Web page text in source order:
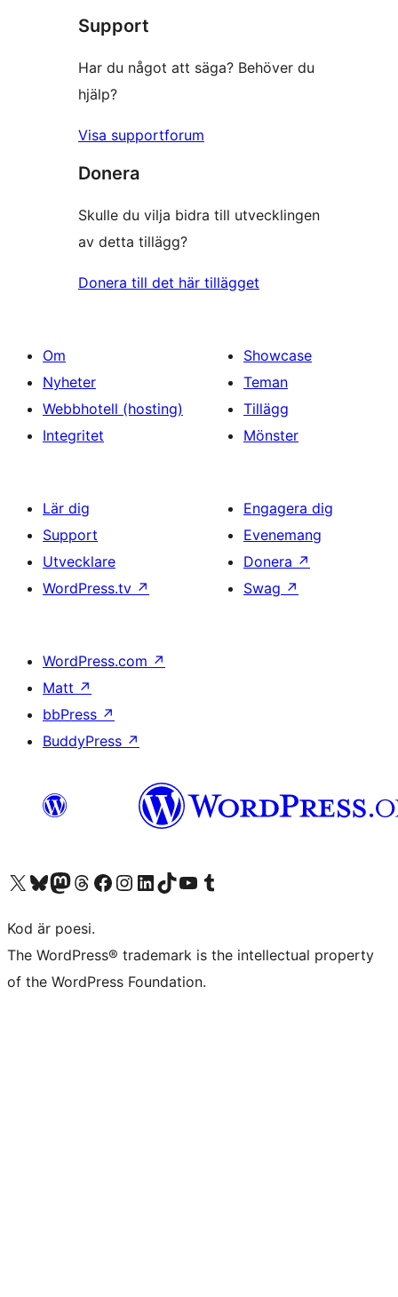
recensioner
Support
Har du något att säga? Behöver du
hjälp?
Visa supportforum
Donera
Skulle du vilja bidra till utvecklingen
av detta tillägg?
Donera till det här tillägget
Om
Nyheter
Webbhotell (hosting)
Integritet
Showcase
Teman
Tillägg
Mönster
Lär dig
Support
Utvecklare
WordPress.tv ↗
Engagera dig
Evenemang
Donera ↗
Swag ↗
WordPress.com ↗
Matt ↗
bbPress ↗
BuddyPress ↗
Besök vår X-konto (f.d. Twitter)
Besök vårt Bluesky-konto
Besök vårt Mastodon-konto
Besök vårt Thread-konto
Besök vår Facebook-sidaBesök vårt Instagram-konto
Besök vårt LinkedIn-konto
Besök vårt TikTok-konto
Besök vår YouTube-kanalBesök vårt Tumblr-konto
Kod är poesi.
The WordPress® trademark is the intellectual property
of the WordPress Foundation.